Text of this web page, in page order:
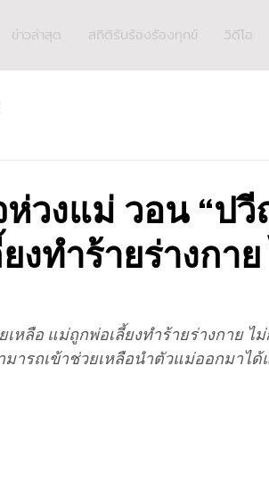
ข่าวล่าสุด สถิติรับร้องร้องทุกข์ วิดีโอ
ห่วงแม่ วอน “ป
งทำร้ายร่างกาย
หลือ แม่ถูกพ่อเลี้ยงทำร้ายร่างกาย ไ
ารถเข้าช่วยเหลือนำตัวแม่ออกมาได้